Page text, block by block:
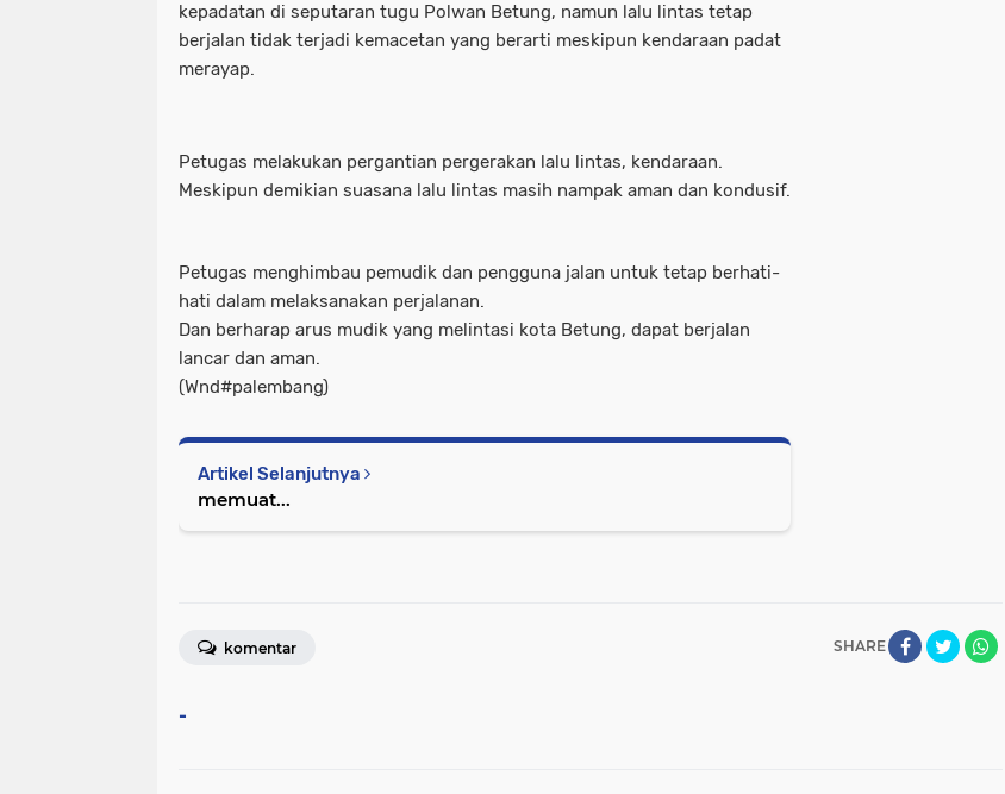
kepadatan di seputaran tugu Polwan Betung, namun lalu lintas tetap
berjalan tidak terjadi kemacetan yang berarti meskipun kendaraan padat
merayap.
Petugas melakukan pergantian pergerakan lalu lintas, kendaraan.
Meskipun demikian suasana lalu lintas masih nampak aman dan kondusif.
Petugas menghimbau pemudik dan pengguna jalan untuk tetap berhati-
hati dalam melaksanakan perjalanan.
Dan berharap arus mudik yang melintasi kota Betung, dapat berjalan
lancar dan aman.
(Wnd#palembang)
Artikel Selanjutnya
memuat...
SHARE
komentar
-